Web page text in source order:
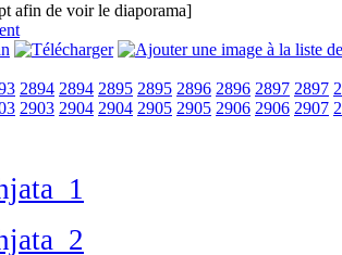
afin de voir le diaporama]
2894 2894 2895 2895 2896 2896 2897 2897
2903 2904 2904 2905 2905 2906 2906 2907